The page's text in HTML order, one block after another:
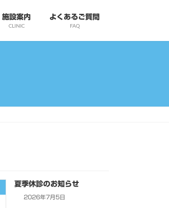
施設案内
CLINIC
よくあるご質問
FAQ
夏季休診のお知らせ
2026年7月5日